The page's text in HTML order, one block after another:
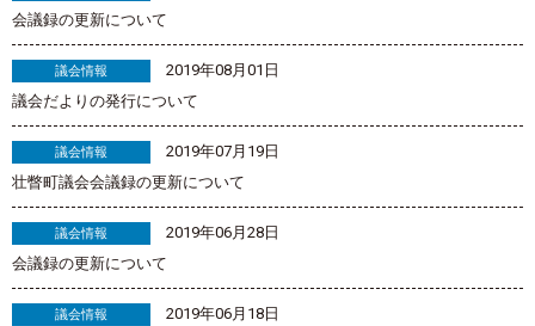
会議録の更新について
議会情報
2019年08月01日
議会だよりの発行について
議会情報
2019年07月19日
壮瞥町議会会議録の更新について
議会情報
2019年06月28日
会議録の更新について
議会情報
2019年06月18日